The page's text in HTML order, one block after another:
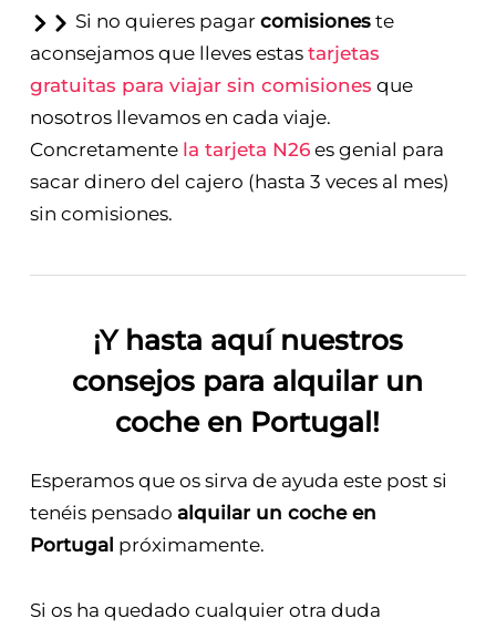
Si no quieres pagarcomisiones te
aconsejamos que lleves estas tarjetas
gratuitas para viajar sin comisiones que
nosotros llevamos en cada viaje.
Concretamente la tarjeta N26es genial para
sacar dinero del cajero (hasta 3 veces al mes)
sin comisiones.
¡Y hasta aquí nuestros
consejos para alquilar un
coche en Portugal!
Esperamos que os sirva de ayuda este post si
tenéis pensado alquilar un coche en
Portugal próximamente.
Si os ha quedado cualquier otra duda